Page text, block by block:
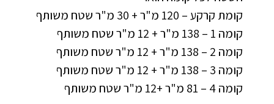
קומת קרקע – 120 מ"ר + 30 מ"ר שטח משותף
קומה 1 – 138 מ"ר + 12 מ"ר שטח משותף
קומה 2 – 138 מ"ר + 12 מ"ר שטח משותף
קומה 3 – 138 מ"ר + 12 מ"ר שטח משותף
קומה 4 – 81 מ"ר +12 מ"ר שטח משותף